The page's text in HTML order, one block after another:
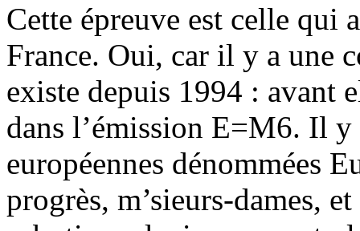
Cette épreuve est celle qui
France. Oui, car il y a une
existe depuis 1994 : avant
dans l’émission E=M6. Il y
européennes dénommées
progrès, m’sieurs-dames,